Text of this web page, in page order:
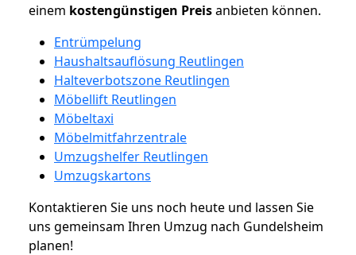
einem kostengünstigen Preisanbieten können.
Entrümpelung
Haushaltsauflösung Reutlingen
Halteverbotszone Reutlingen
Möbellift Reutlingen
Möbeltaxi
Möbelmitfahrzentrale
Umzugshelfer Reutlingen
Umzugskartons
Kontaktieren Sie uns noch heute und lassen Sie
uns gemeinsam Ihren Umzug nach Gundelsheim
planen!